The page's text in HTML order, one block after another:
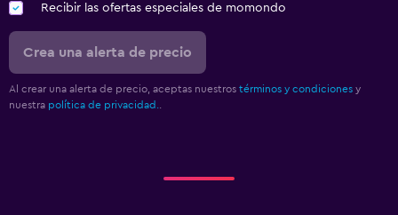
Recibir las ofertas especiales de momondo
Crea una alerta de precio
Al crear una alerta de precio, aceptas nuestros términos y condiciones y
nuestra política de privacidad.